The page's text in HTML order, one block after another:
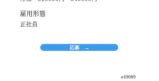
​雇用形態
正社員
応募 →
a49089